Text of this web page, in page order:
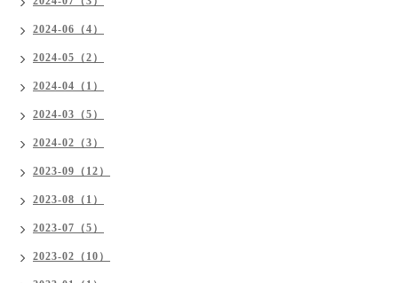
2024-06（4）
2024-05（2）
2024-04（1）
2024-03（5）
2024-02（3）
2023-09（12）
2023-08（1）
2023-07（5）
2023-02（10）